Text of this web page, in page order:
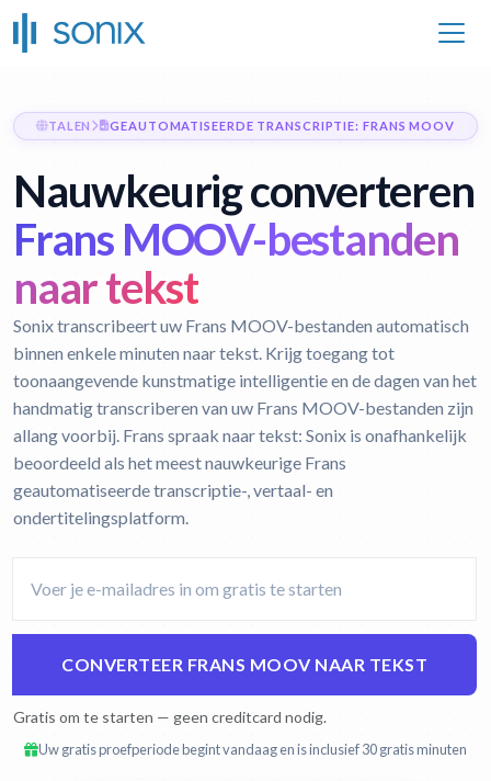
TALEN GEAUTOMATISEERDE TRANSCRIPTIE: FRANS MOOV
Nauwkeurig converteren
Frans MOOV-bestanden
naar tekst
Sonix transcribeert uw Frans MOOV-bestanden automatisch
binnen enkele minuten naar tekst. Krijg toegang tot
toonaangevende kunstmatige intelligentie en de dagen van het
handmatig transcriberen van uw Frans MOOV-bestanden zijn
allang voorbij. Frans spraak naar tekst: Sonix is onafhankelijk
beoordeeld als het meest nauwkeurige Frans
geautomatiseerde transcriptie-, vertaal- en
ondertitelingsplatform.
CONVERTEER FRANS MOOV NAAR TEKST
Gratis om te starten — geen creditcard nodig.
Uw gratis proefperiode begint vandaag en is inclusief 30 gratis minuten